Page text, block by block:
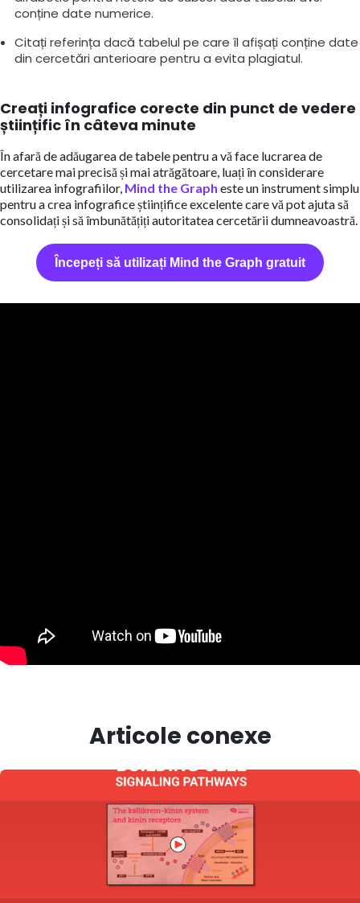
conține date numerice.
Citați referința dacă tabelul pe care îl afișați conține date
din cercetări anterioare pentru a evita plagiatul.
Creați infografice corecte din punct de vedere
științific în câteva minute
În afară de adăugarea de tabele pentru a vă face lucrarea de
cercetare mai precisă și mai atrăgătoare, luați în considerare
utilizarea infografiilor, Mind the Graph este un instrument simplu
pentru a crea infografice științifice excelente care vă pot ajuta să
consolidați și să îmbunătățiți autoritatea cercetării dumneavoastră.
Începeți să utilizați Mind the Graph gratuit
Articole conexe